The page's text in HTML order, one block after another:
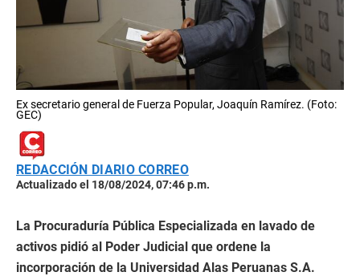
Ex secretario general de Fuerza Popular, Joaquín Ramírez. (Foto:
GEC)
REDACCIÓN DIARIO CORREO
Actualizado el 18/08/2024, 07:46 p.m.
La Procuraduría Pública Especializada en lavado de
activos pidió al Poder Judicial que ordene la
incorporación de la Universidad Alas Peruanas S.A.